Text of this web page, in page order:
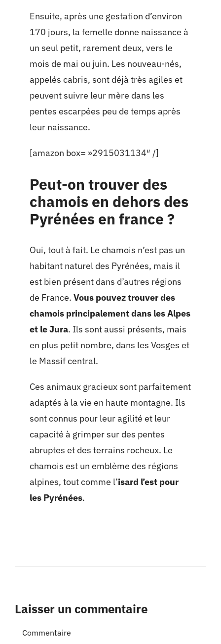
Ensuite, après une gestation d’environ
170 jours, la femelle donne naissance à
un seul petit, rarement deux, vers le
mois de mai ou juin. Les nouveau-nés,
appelés cabris, sont déjà très agiles et
peuvent suivre leur mère dans les
pentes escarpées peu de temps après
leur naissance.
[amazon box= »2915031134″ /]
Peut-on trouver des
chamois en dehors des
Pyrénées en france ?
Oui, tout à fait. Le chamois n’est pas un
habitant naturel des Pyrénées, mais il
est bien présent dans d’autres régions
de France. Vous pouvez trouver des
chamois principalement dans les Alpes
et le Jura. Ils sont aussi présents, mais
en plus petit nombre, dans les Vosges et
le Massif central.
Ces animaux gracieux sont parfaitement
adaptés à la vie en haute montagne. Ils
sont connus pour leur agilité et leur
capacité à grimper sur des pentes
abruptes et des terrains rocheux. Le
chamois est un emblème des régions
alpines, tout comme l’isard l’est pour
les Pyrénées.
Laisser un commentaire
Commentaire